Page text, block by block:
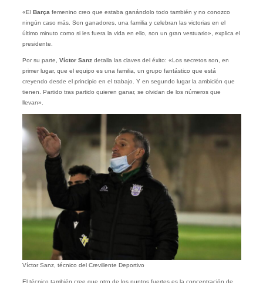
«El Barçafemenino creo que estaba ganándolo todo también y no conozco
ningún caso más. Son ganadores, una familia y celebran las victorias en el
último minuto como si les fuera la vida en ello, son un gran vestuario», explica el
presidente.
Por su parte, Víctor Sanz detalla las claves del éxito: «Los secretos son, en
primer lugar, que el equipo es una familia, un grupo fantástico que está
creyendo desde el principio en el trabajo. Y en segundo lugar la ambición que
tienen. Partido tras partido quieren ganar, se olvidan de los números que
llevan».
Víctor Sanz, técnico del Crevillente Deportivo
El técnico también cree que otro de los puntos fuertes es la concentración de